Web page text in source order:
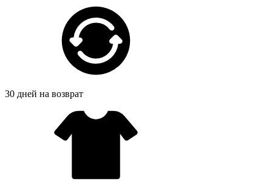
30 дней на возврат